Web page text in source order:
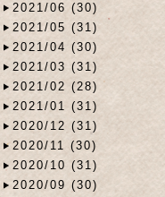
2021/06 (30)
2021/05 (31)
2021/04 (30)
2021/03 (31)
2021/02 (28)
2021/01 (31)
2020/12 (31)
2020/11 (30)
2020/10 (31)
2020/09 (30)